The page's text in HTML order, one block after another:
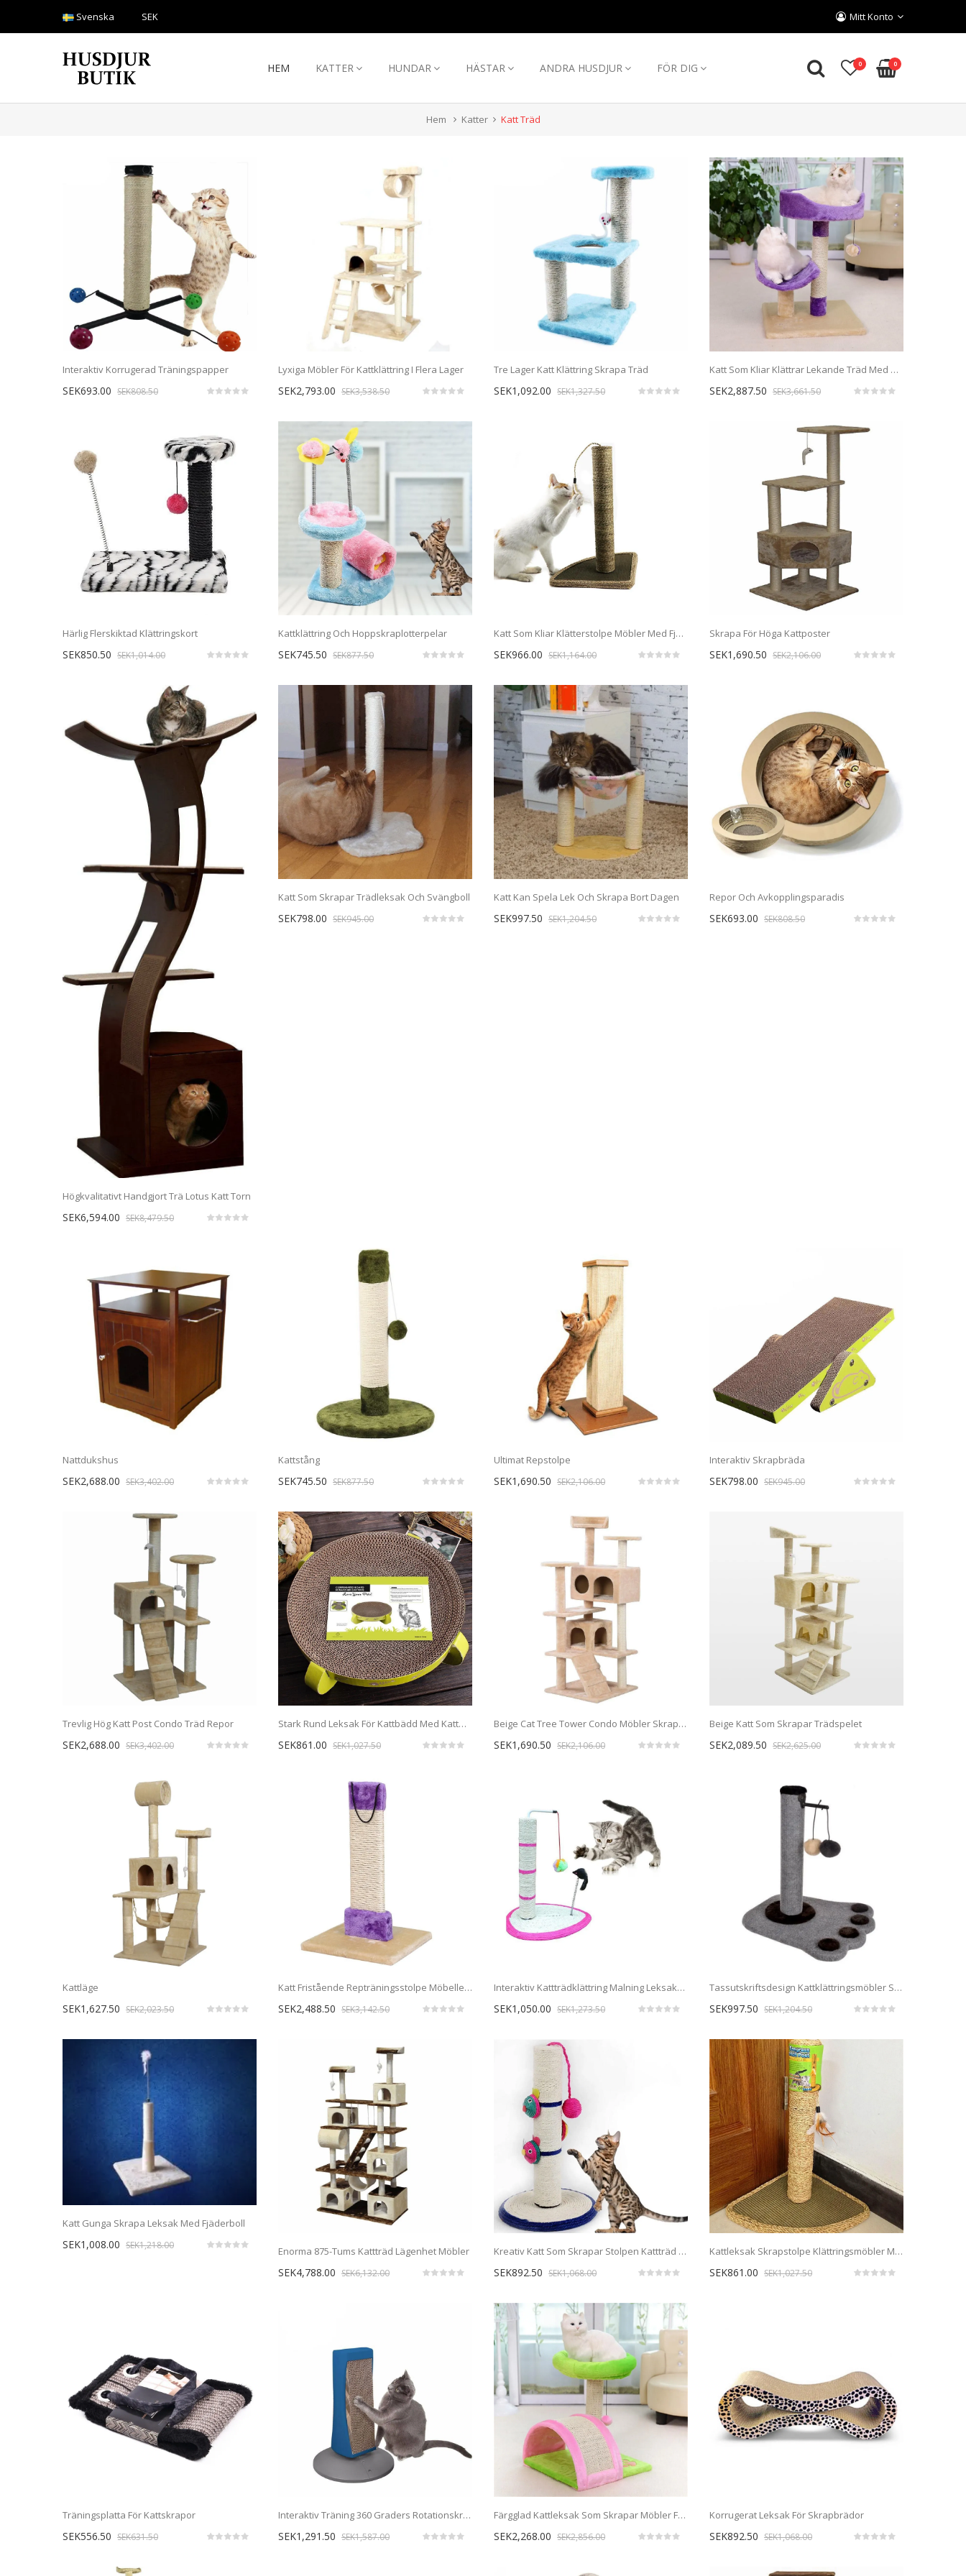
Svenska SEK Mitt Konto
HEM KATTER HUNDAR HÄSTAR ANDRA HUSDJUR FÖR DIG 0 0
Hem Katter Katt Träd
Interaktiv Korrugerad Träningspapper
SEK693.00 SEK808.50
Lyxiga Möbler För Kattklättring I Flera Lager
SEK2,793.00 SEK3,538.50
Tre Lager Katt Klättring Skrapa Träd
SEK1,092.00 SEK1,327.50
Katt Som Kliar Klättrar Lekande Träd Med Hängande Bollträningsmöbeleksak
SEK2,887.50 SEK3,661.50
Härlig Flerskiktad Klättringskort
SEK850.50 SEK1,014.00
Kattklättring Och Hoppskraplotterpelar
SEK745.50 SEK877.50
Katt Som Kliar Klätterstolpe Möbler Med Fjäderleksak
SEK966.00 SEK1,164.00
Skrapa För Höga Kattposter
SEK1,690.50 SEK2,106.00
Högkvalitativt Handgjort Trä Lotus Katt Torn
SEK6,594.00 SEK8,479.50
Katt Som Skrapar Trädleksak Och Svängboll
SEK798.00 SEK945.00
Katt Kan Spela Lek Och Skrapa Bort Dagen
SEK997.50 SEK1,204.50
Repor Och Avkopplingsparadis
SEK693.00 SEK808.50
Nattdukshus
SEK2,688.00 SEK3,402.00
Kattstång
SEK745.50 SEK877.50
Ultimat Repstolpe
SEK1,690.50 SEK2,106.00
Interaktiv Skrapbräda
SEK798.00 SEK945.00
Trevlig Hög Katt Post Condo Träd Repor
SEK2,688.00 SEK3,402.00
Stark Rund Leksak För Kattbädd Med Kattmynta
SEK861.00 SEK1,027.50
Beige Cat Tree Tower Condo Möbler Skrapstolpe
SEK1,690.50 SEK2,106.00
Beige Katt Som Skrapar Trädspelet
SEK2,089.50 SEK2,625.00
Kattläge
SEK1,627.50 SEK2,023.50
Katt Fristående Repträningsstolpe Möbelleksak
SEK2,488.50 SEK3,142.50
Interaktiv Kattträdklättring Malning Leksaker Med Kulmus
SEK1,050.00 SEK1,273.50
Tassutskriftsdesign Kattklättringsmöbler Skrapträd Hoppleksak
SEK997.50 SEK1,204.50
Katt Gunga Skrapa Leksak Med Fjäderboll
SEK1,008.00 SEK1,218.00
Enorma 875-Tums Kattträd Lägenhet Möbler
SEK4,788.00 SEK6,132.00
Kreativ Katt Som Skrapar Stolpen Kattträd Torn Med Boll Sisal Mus Leksak
SEK892.50 SEK1,068.00
Kattleksak Skrapstolpe Klättringsmöbler Med En Fjäderleksak
SEK861.00 SEK1,027.50
Träningsplatta För Kattskrapor
SEK556.50 SEK631.50
Interaktiv Träning 360 Graders Rotationskrapor Efter Kattleksak
SEK1,291.50 SEK1,587.00
Färgglad Kattleksak Som Skrapar Möbler För Klättringsram I Trä
SEK2,268.00 SEK2,856.00
Korrugerat Leksak För Skrapbrädor
SEK892.50 SEK1,068.00